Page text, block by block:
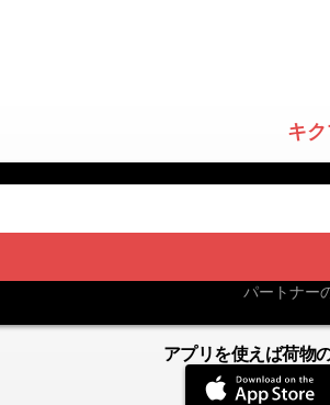
キ
パートナー
アプリを使えば荷物